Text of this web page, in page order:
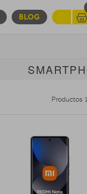
BLOG
MOVILIDAD
Productos